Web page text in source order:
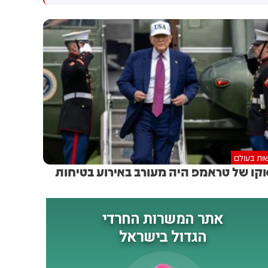
באורח קשה: אתמול (ד')
בסביבות השעה 12:00, כוח
צה"ל מצוות הקרב החטיבתי 55
פעלו במרחב הכפר מג׳דל זון
שבדרום לבנון לטיהור המרחב
והשמדת תשתיות טרור. במהלך
הפעילות, הכוח נכנס למבנה
במרחב. בעת כניסת הכוח למבנה
- התרחש פיצוץ, ככל הנראה של
מטען חבלה שהוטמן במקום.
כתוצאה מהפיצוץ, נפלו רס״ן
(מיל׳) הראל בירנשטוק ז״ל ורס״ם
(מיל׳) תמיר וקנין ז״ל, ונפצעו
באורח קשה. הלוחמים פונו
לקבלת טיפול רפואי
ומשפחותיהם עודכנו. לאחר
האירוע, חיל האוויר וכוחות
תותחנים תקפו מטרות במרחב.
קשה בתקרית
בעולם
של טראמפ היה מעורב באירוע בטיחות